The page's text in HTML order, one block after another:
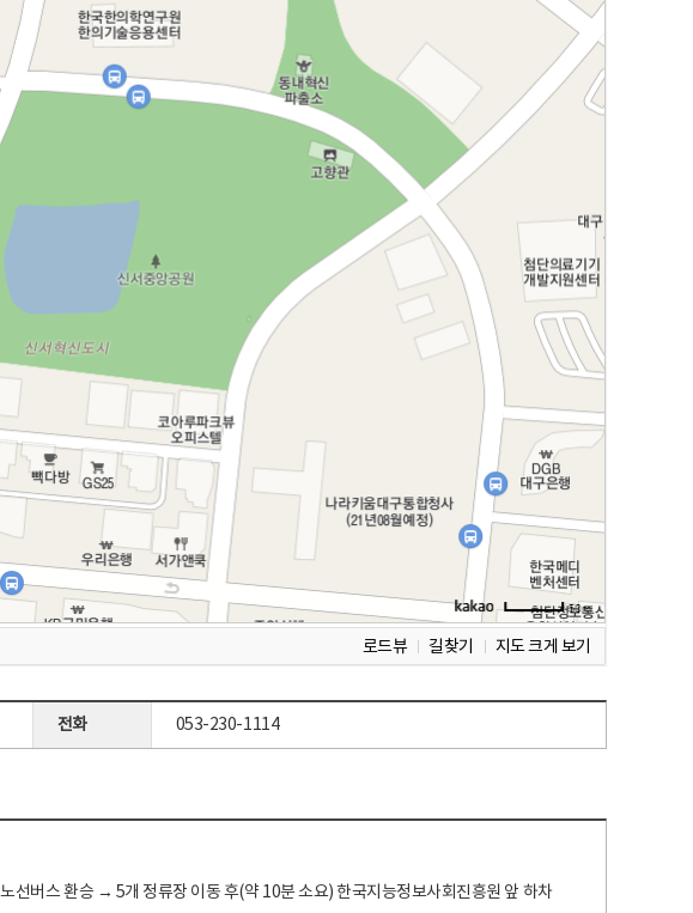
로드뷰 길찾기 지도 크게 보기
전화 053-230-1114
버스 환승 → 5개 정류장 이동 후(약 10분 소요) 한국지능정보사회진흥원 앞 하차